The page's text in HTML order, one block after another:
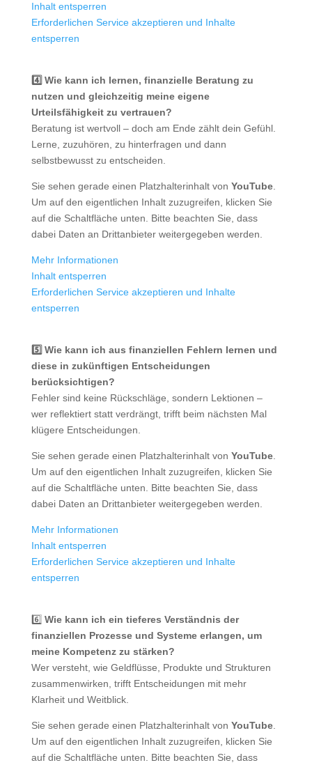
Inhalt entsperren
Erforderlichen Service akzeptieren und Inhalte
entsperren
4️⃣ Wie kann ich lernen, finanzielle Beratung zu
nutzen und gleichzeitig meine eigene
Urteilsfähigkeit zu vertrauen?
Beratung ist wertvoll – doch am Ende zählt dein Gefühl.
Lerne, zuzuhören, zu hinterfragen und dann
selbstbewusst zu entscheiden.
Sie sehen gerade einen Platzhalterinhalt von YouTube.
Um auf den eigentlichen Inhalt zuzugreifen, klicken Sie
auf die Schaltfläche unten. Bitte beachten Sie, dass
dabei Daten an Drittanbieter weitergegeben werden.
Mehr Informationen
Inhalt entsperren
Erforderlichen Service akzeptieren und Inhalte
entsperren
5️⃣ Wie kann ich aus finanziellen Fehlern lernen und
diese in zukünftigen Entscheidungen
berücksichtigen?
Fehler sind keine Rückschläge, sondern Lektionen –
wer reflektiert statt verdrängt, trifft beim nächsten Mal
klügere Entscheidungen.
Sie sehen gerade einen Platzhalterinhalt von YouTube.
Um auf den eigentlichen Inhalt zuzugreifen, klicken Sie
auf die Schaltfläche unten. Bitte beachten Sie, dass
dabei Daten an Drittanbieter weitergegeben werden.
Mehr Informationen
Inhalt entsperren
Erforderlichen Service akzeptieren und Inhalte
entsperren
6️⃣ Wie kann ich ein tieferes Verständnis der
finanziellen Prozesse und Systeme erlangen, um
meine Kompetenz zu stärken?
Wer versteht, wie Geldflüsse, Produkte und Strukturen
zusammenwirken, trifft Entscheidungen mit mehr
Klarheit und Weitblick.
Sie sehen gerade einen Platzhalterinhalt von YouTube.
Um auf den eigentlichen Inhalt zuzugreifen, klicken Sie
auf die Schaltfläche unten. Bitte beachten Sie, dass